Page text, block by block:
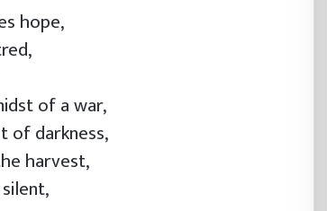
hope,
of a war,
of darkness,
harvest,